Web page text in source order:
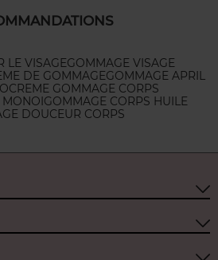
LE VISAGEGOMMAGE VISAGE
DE GOMMAGEGOMMAGE APRIL
CREME GOMMAGE CORPS
MONOIGOMMAGE CORPS HUILE
DOUCEUR CORPS